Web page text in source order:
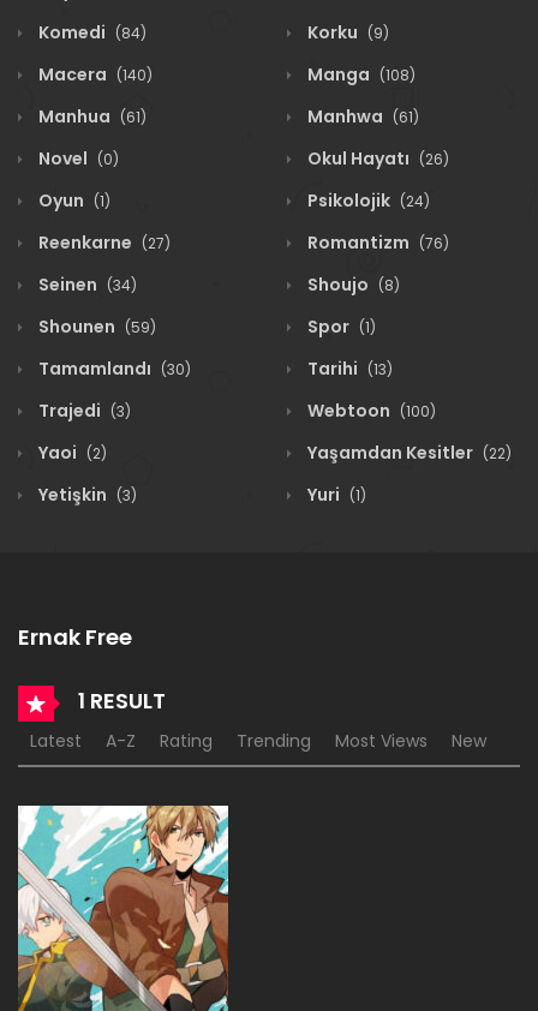
Komedi (84) Korku (9)
Macera (140) Manga (108)
Manhua (61) Manhwa (61)
Novel (0) Okul Hayatı (26)
Oyun (1) Psikolojik (24)
Reenkarne (27) Romantizm (76)
Seinen (34) Shoujo (8)
Shounen (59) Spor (1)
Tamamlandı (30) Tarihi (13)
Trajedi (3) Webtoon (100)
Yaoi (2) Yaşamdan Kesitler (22)
Yetişkin (3) Yuri (1)
Ernak Free
1 RESULT
Latest A-Z Rating Trending Most Views New